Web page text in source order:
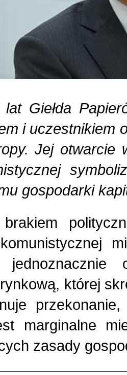
Giełda
i uczestnikiem
Jej otwarcie
gospodarki
brakiem
której
marginalne
zasady